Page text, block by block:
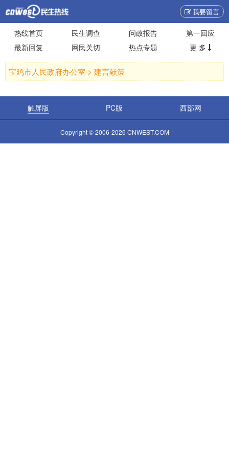
我要留言
热线首页 民生调查 问政报告
第一回应
最新回复
网民关切 热点专题 更 多
宝鸡市人民政府办公室 > 建言献策
触屏版 PC版 西部网
Copyright © 2006-2026 CNWEST.COM